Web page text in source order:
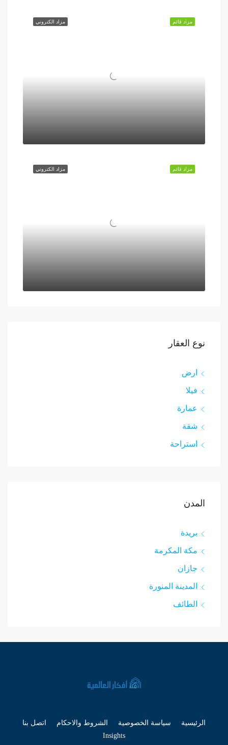
مزاد الكتروني مزاد قائم
مزاد الكتروني مزاد قائم
نوع العقار
ارض
فيلا
عمارة
شقة
استراحة
المدن
بريدة
مكة المكرمة
جازان
المدينة المنورة
الطائف
الرئيسية سياسة الخصوصية الشروط والاحكام
اتصل بنا
Insights